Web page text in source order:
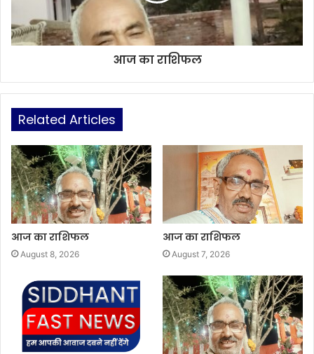
आज का राशिफल
Related Articles
आज का राशिफल
August 8, 2026
आज का राशिफल
August 7, 2026